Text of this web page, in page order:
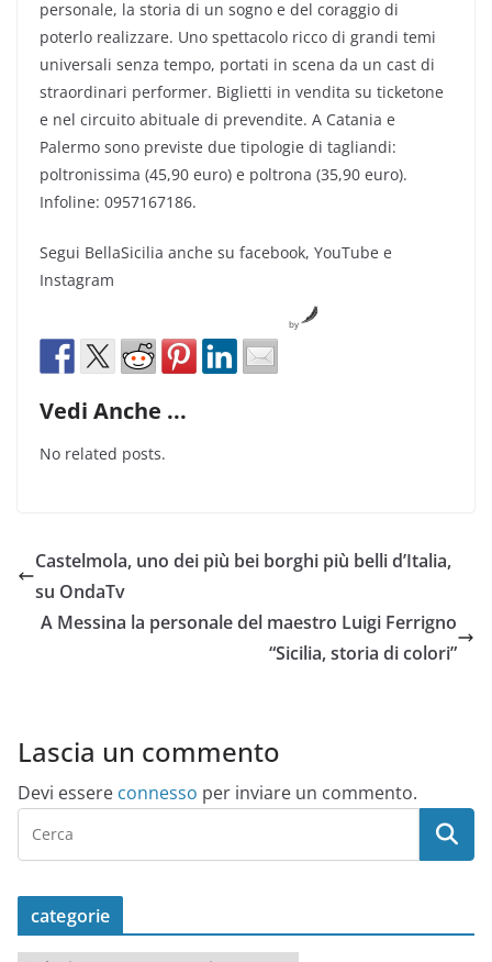
personale, la storia di un sogno e del coraggio di
poterlo realizzare. Uno spettacolo ricco di grandi temi
universali senza tempo, portati in scena da un cast di
straordinari performer. Biglietti in vendita su ticketone
e nel circuito abituale di prevendite. A Catania e
Palermo sono previste due tipologie di tagliandi:
poltronissima (45,90 euro) e poltrona (35,90 euro).
Infoline: 0957167186.
Segui BellaSicilia anche su facebook, YouTube e
Instagram
by
Vedi Anche ...
No related posts.
Castelmola, uno dei più bei borghi più belli d’Italia,
su OndaTv
A Messina la personale del maestro Luigi Ferrigno
“Sicilia, storia di colori”
Lascia un commento
Devi essere connesso per inviare un commento.
categorie